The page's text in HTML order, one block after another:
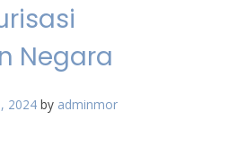
Negara
2024 by adminmor